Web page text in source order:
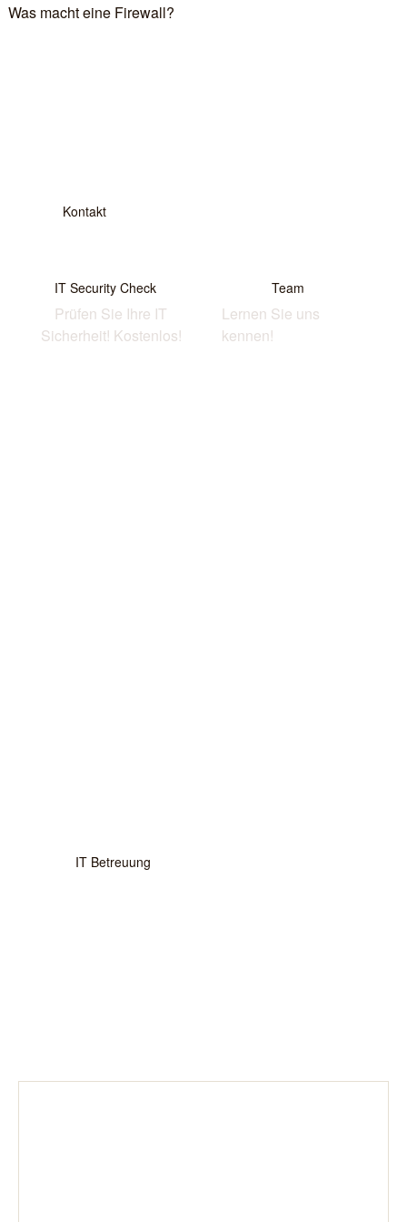
Was macht eine Firewall?
Kon­takt
IT Secu­ri­ty Check
Prü­fen Sie Ihre IT
Sicher­heit! Kostenlos!
Team
Ler­nen Sie uns
kennen!
IT Betreu­ung